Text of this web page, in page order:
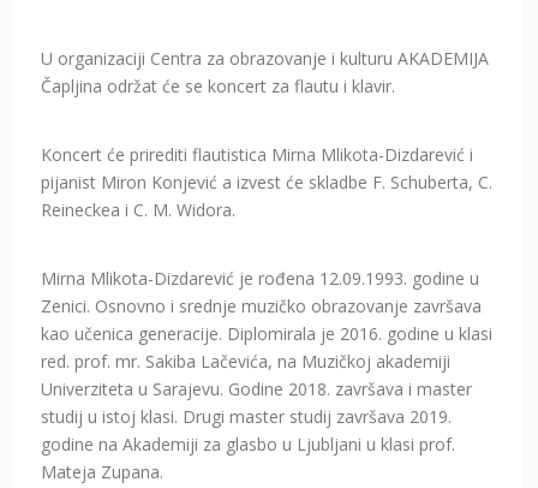
U organizaciji Centra za obrazovanje i kulturu AKADEMIJA
Čapljina održat će se koncert za flautu i klavir.
Koncert će prirediti flautistica Mirna Mlikota-Dizdarević i
pijanist Miron Konjević a izvest će skladbe F. Schuberta, C.
Reineckea i C. M. Widora.
Mirna Mlikota-Dizdarević je rođena 12.09.1993. godine u
Zenici. Osnovno i srednje muzičko obrazovanje završava
kao učenica generacije. Diplomirala je 2016. godine u klasi
red. prof. mr. Sakiba Lačevića, na Muzičkoj akademiji
Univerziteta u Sarajevu. Godine 2018. završava i master
studij u istoj klasi. Drugi master studij završava 2019.
godine na Akademiji za glasbo u Ljubljani u klasi prof.
Mateja Zupana.